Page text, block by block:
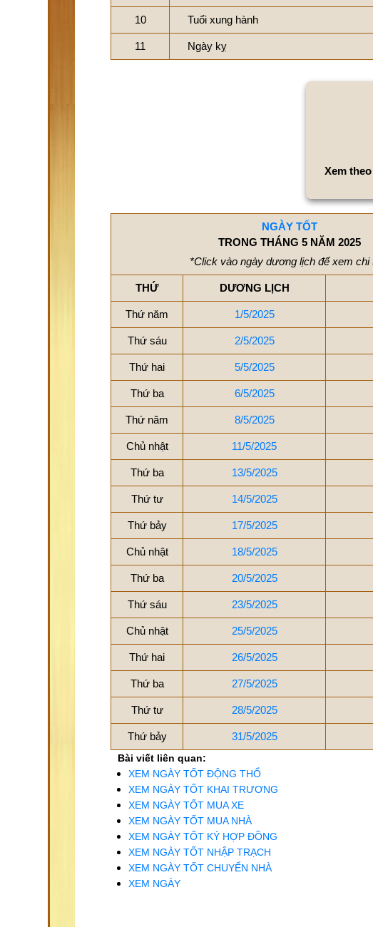
10 Tuổi xung hành
11 Ngày kỵ
Xem
NGÀY TỐT
TRONG THÁNG 5 NĂM 2025
*Click vào ngày dương lịch để xem chi
THỨ DƯƠNG LỊCH
Thứ năm 1/5/2025
Thứ sáu 2/5/2025
Thứ hai 5/5/2025
Thứ ba 6/5/2025
Thứ năm 8/5/2025
Chủ nhật 11/5/2025
Thứ ba 13/5/2025
Thứ tư 14/5/2025
Thứ bảy 17/5/2025
Chủ nhật 18/5/2025
Thứ ba 20/5/2025
Thứ sáu 23/5/2025
Chủ nhật 25/5/2025
Thứ hai 26/5/2025
Thứ ba 27/5/2025
Thứ tư 28/5/2025
Thứ bảy 31/5/2025
Bài viết liên quan:
XEM NGÀY TỐT ĐỘNG THỔ
XEM NGÀY TỐT KHAI TRƯƠNG
XEM NGÀY TỐT MUA XE
XEM NGÀY TỐT MUA NHÀ
XEM NGÀY TỐT KÝ HỢP ĐỒNG
XEM NGÀY TỐT NHẬP TRẠCH
XEM NGÀY TỐT CHUYỂN NHÀ
XEM NGÀY